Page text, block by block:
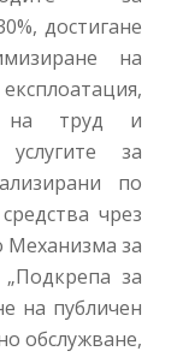
достигане
на
на труд и
за
по
чрез
Механизма за
за
на публичен
обслужване,